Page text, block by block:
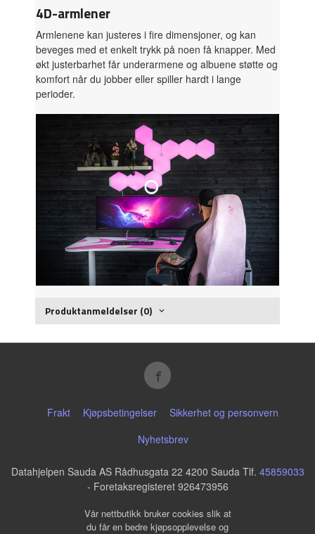
4D-armlener
Armlenene kan justeres i fire dimensjoner, og kan
beveges med et enkelt trykk på noen få knapper. Med
økt justerbarhet får underarmene og albuene støtte og
komfort når du jobber eller spiller hardt i lange
perioder.
Produktanmeldelser (0)
Frakt Kjøpsbetingelser
Sikkerhet og personvern
Nyhetsbrev
Datahjelpen Sauda AS Rådhusgata 22 4200 Sauda Tlf. 45859033
- Foretaksregisteret 926473956
Vår nettbutikk bruker cookies slik at
du får en bedre kjøpsopplevelse og